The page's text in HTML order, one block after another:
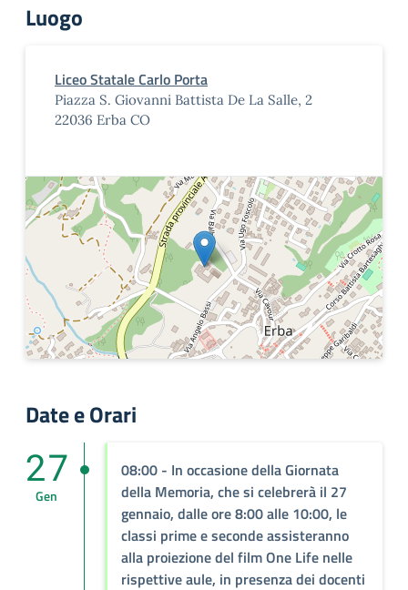
Luogo
Liceo Statale Carlo Porta
Piazza S. Giovanni Battista De La Salle, 2
22036 Erba CO
Date e Orari
27
Gen
08:00 - In occasione della Giornata
della Memoria, che si celebrerà il 27
gennaio, dalle ore 8:00 alle 10:00, le
classi prime e seconde assisteranno
alla proiezione del film One Life nelle
rispettive aule, in presenza dei docenti